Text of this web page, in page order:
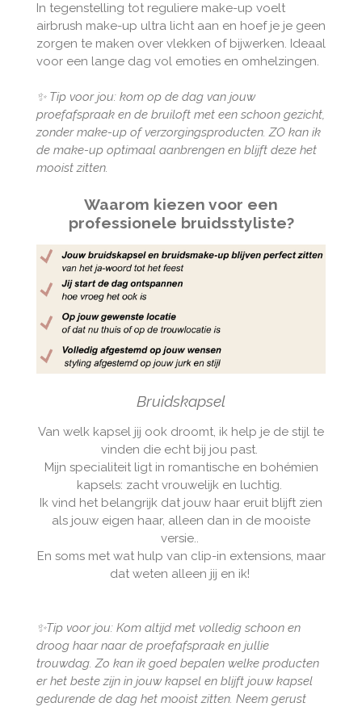
In tegenstelling tot reguliere make-up voelt
airbrush make-up ultra licht aan en hoef je je geen
zorgen te maken over vlekken of bijwerken. Ideaal
voor een lange dag vol emoties en omhelzingen.
✨ Tip voor jou: kom op de dag van jouw
proefafspraak en de bruiloft met een schoon gezicht,
zonder make-up of verzorgingsproducten. ZO kan ik
de make-up optimaal aanbrengen en blijft deze het
mooist zitten.
Waarom kiezen voor een
professionele bruidsstyliste?
Bruidskapsel
Van welk kapsel jij ook droomt, ik help je de stijl te
vinden die echt bij jou past.
Mijn specialiteit ligt in romantische en bohémien
kapsels: zacht vrouwelijk en luchtig.
Ik vind het belangrijk dat jouw haar eruit blijft zien
als jouw eigen haar, alleen dan in de mooiste
versie..
En soms met wat hulp van clip-in extensions, maar
dat weten alleen jij en ik!
✨Tip voor jou: Kom altijd met volledig schoon en
droog haar naar de proefafspraak en jullie
trouwdag. Zo kan ik goed bepalen welke producten
er het beste zijn in jouw kapsel en blijft jouw kapsel
gedurende de dag het mooist zitten. Neem gerust